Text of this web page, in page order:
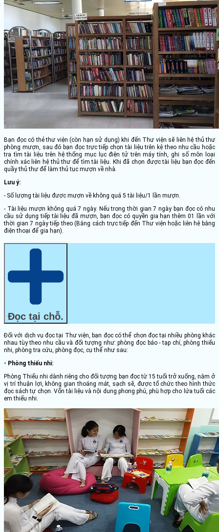
Dịch vụ cà phê sách phục vụ những khách hàng đến uống cà phê, những người
yêu sách và yêu thích sự yên tĩnh. Học sinh, sinh viên cũng là một trong những
khách hàng tiềm năng đối với mô hình dịch vụ này.
Bạn đọc có thẻ thư viện (còn hạn sử dụng) khi đến Thư viện sẽ liên hệ thủ thư
phòng mượn, sau đó bạn đọc trực tiếp chọn tài liệu trên kệ theo nhu cầu hoặc
tra tìm tài liệu trên hệ thống mục lục điện tử trên máy tính, ghi số môn loại
chính xác liên hệ thủ thư để tìm tài liệu. Khi đã chọn được tài liệu bạn đọc đến
quầy thủ thư để làm thủ tục mượn về nhà.
Lưu ý:
- Số lượng tài liệu được mượn về không quá 5 tài liệu/1 lần mượn.
- Tài liệu mượn không quá 7 ngày. Nếu trong thời gian 7 ngày bạn đọc có nhu
cầu sử dụng tiếp tài liệu đã mượn, bạn đọc có quyền gia hạn thêm 01 lần với
thời gian 7 ngày tiếp theo (Bằng cách trực tiếp đến Thư viện hoặc liên hệ bằng
điện thoại để gia hạn).
Đọc tại chỗ.
Đối với dịch vụ đọc tại Thư viện, bạn đọc có thể chọn đọc tại nhiều phòng khác
nhau tùy theo nhu cầu và đối tượng như: phòng đọc báo - tạp chí, phòng thiếu
nhi, phòng tra cứu, phòng đọc, cụ thể như sau:
- Phòng thiếu nhi:
Phòng Thiếu nhi dành riêng cho đối tượng bạn đọc từ 15 tuổi trở xuống, nằm ở
vị trí thuận lợi, không gian thoáng mát, sạch sẽ, được tổ chức theo hình thức
đọc sách tự chọn. Vốn tài liệu và nội dung phong phú, phù hợp cho lứa tuổi các
em thiếu nhi.